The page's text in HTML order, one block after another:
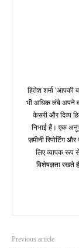
हितेश शर्मा 'आपकी
भी अधिक लंबे अपने
केसरी और दिव्य
निभाई हैं। एक
ज़मीनी रिपोर्टिंग
लिए व्यापक रूप
विशेषज्ञता रखते
Previous article